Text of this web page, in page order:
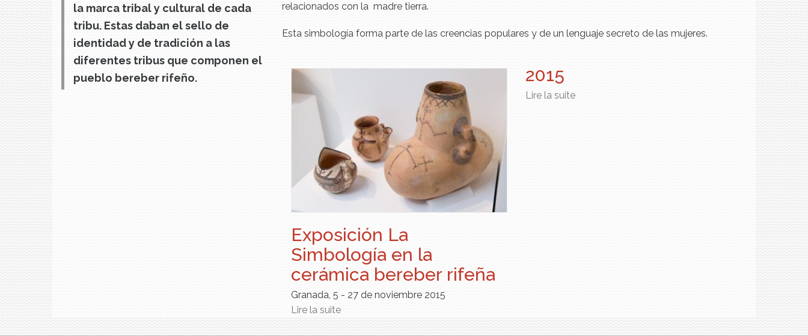
la marca tribal y cultural de cada
tribu. Estas daban el sello de
identidad y de tradición a las
diferentes tribus que componen el
pueblo bereber rifeño.
relacionados con la madre tierra.
Esta simbología forma parte de las creencias populares y de un lenguaje secreto de las mujeres.
Exposición La
Simbología en la
cerámica bereber rifeña
Granada, 5 - 27 de noviembre 2015
Lire la suite
cerámica bereber rifeña
2015
Lire la suite